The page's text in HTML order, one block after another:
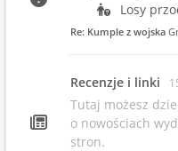
Losy
Re: Kumple z wojska
Recenzje i linki
Tutaj możesz
o nowościach
stron.